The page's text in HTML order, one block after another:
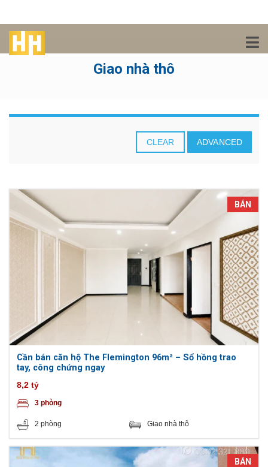
Giao nhà thô
CLEAR ADVANCED
BÁN
Cần bán căn hộ The Flemington 96m² – Sổ hồng trao
tay, công chứng ngay
8,2 tỷ
3 phòng
2 phòng Giao nhà thô
BÁN